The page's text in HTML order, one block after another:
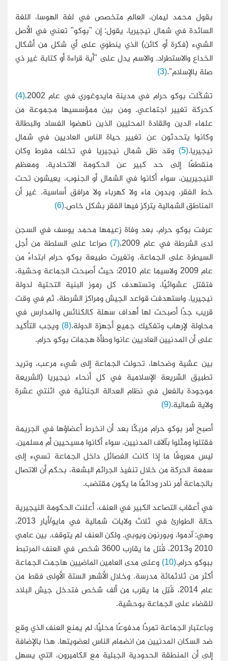
بقول محمد ليمان، العالم متخصص في لغة الهوسا، اللغة
السائدة في شمال نيجيريا، يقول: إن "بوكو" تعني في الأصل
الشيء (فكرة أو كائن) الذي ينطوي على أي شكل من أشكال
الخداع والاستطراد. والاسم يدل على "أية قراءة أو كتابة غير ذي
صلة بالإسلام".(3)
تشكّلت بوكو حرام في مدينة مايدوغوري في عام 2002،
(4)
كحركة تغيير اجتماعي. ومن بين ممؤسسيها مجموعة من
علماء الدين والقادة المحليين الذين ناهضوا الفساد والبطالة
وكانوا يتحدثون عن تغيير حياة الناس العاديين في شمال
نيجيريا.(5)
وقد ظل شمال نيجيريا في تخلف مفرِط وكان
منقطعًا إلى حد كبير عن الحكومة الاتحادية. ومعظم
النيجيريين، سواء أكانوا في الشمال أو الجنوب، يعيشون تحت
خط الفقر، وبدون ماء ولا كهرباء ولا مرافق أساسية. غير أن
المناطق الشمالية يتركز فيها الفقر بشكل خاص.(6)
عرفت بوكو حرام، بعد وفاة زعيمها محمد يوسف في السجن
لدى الشرطة في عام 2009،
(7)
صراعا على السلطة من أجل
السيطرة على الجماعة. وتغيرت طبيعة بوكو حرام ابتداءً من
عام 2009 ولاسيما عام 2010؛ حيث أصبحت الجماعة وحشية،
فتقتل عشوائيًا، وتستهدف كل رموز البنية التحتية لدولة
نيجيريا، واستهدفت قواعد الجيش ومراكز الشرطة، ثم في وقت
قريب جدًا أصبحت لها أهداف سهلة كالكنائس والمدارس في
محاولة لإرهاب وتفكيك جميع أجهزة الدولة.(8)
ويجب التأكيد
على أن المدنيين العاديين عانوا وطأة هجمات بوكو حرام.
بين عشية وضحاها، تحولت الجماعة إلى شيء مرعب، وتريد
تطبيق الشريعة الإسلامية في كل أنحاء نيجيريا (الشريعة
موجودة بالفعل في نظام العدالة الجنائية في اثنتي عشرة
ولاية شمالية.(9)
أصبح أمر بوكو حرام مربكًا بعد أن انخرط أعضاؤها في الجريمة
فقتلوا ومثّلوا بآلاف المدنيين، سواء أكانوا مسيحيين أم مسلمين.
ليس معروفًا ما إذا كانت الفصائل داخل الجماعة تسيء إلى
سمعة الحركة من خلال تنفيذ الجرائم البشعة، بحكم أن الاتصال
بالجماعة أمر نادر ودائمًا ما يكون مقتضب.
في أعقاب التصاعد الكبير في العنف، أعلنت الحكومة النيجيرية
حالة الطوارئ في ثلاث ولايات شمالية في مايو/أيار 2013‎،
وهي: آدموا، وبورنون ويوبي. ولكن العنف لم يتوقف. بين عامي
2010 و2013، قُتل ما يقارب 3600 شخص في العنف المرتبط
ببوكو حرام.(10)
وعلى مدى العامين الماضيين هاجمت الجماعة
أكثر من ثلاثمائة مدرسة. وخلال الأشهر الستة الأولى فقط من
عام 2014، قُتِل ما يقرب من ألف شخص فتدخل جيش البلاد
للقضاء على الجماعة بوحشية.
وباعتبار الجماعة تمردًا مدفوعًا محليًا، لم يمنع العنف الذي وقع
ضد السكان المدنيين من انضمام الناس لعضويتها. هذا بالإضافة
إلى أن المنطقة الحدودية الجبلية مع الكاميرون، التي يسهل